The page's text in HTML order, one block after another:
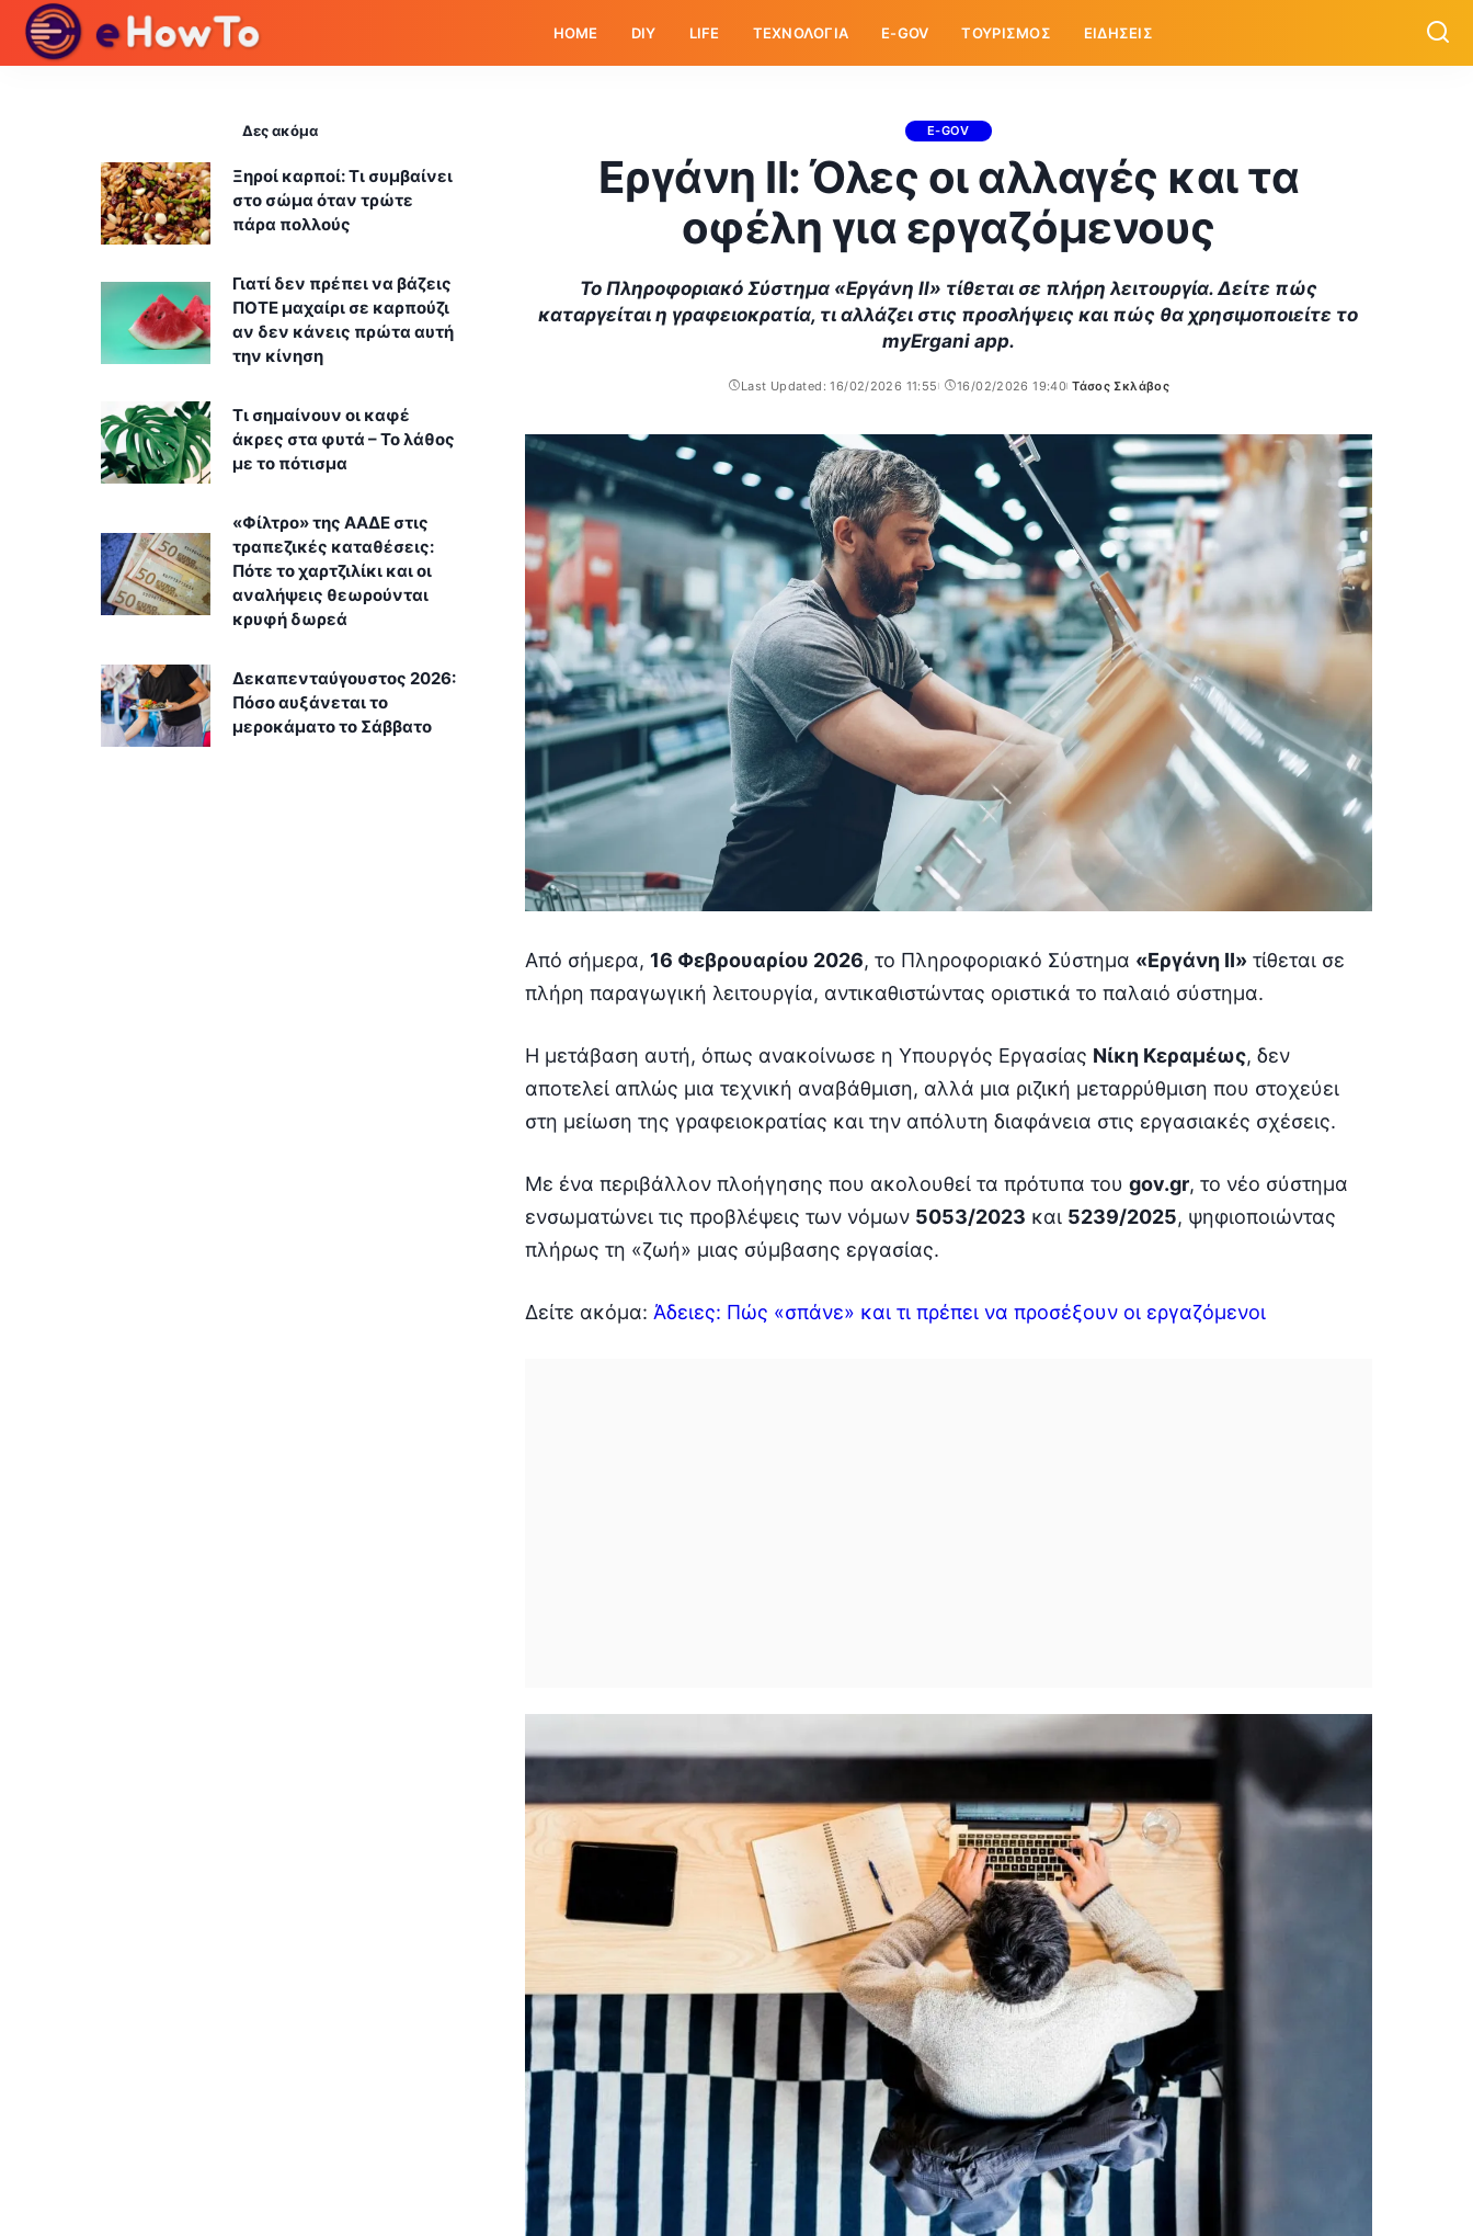
HOME DIY LIFE ΤΕΧΝΟΛΟΓΙΑ E-GOV ΤΟΥΡΙΣΜΟΣ ΕΙΔΗΣΕΙΣ
E-GOV
Εργάνη ΙΙ: Όλες οι αλλαγές και τα
οφέλη για εργαζόμενους
Το Πληροφοριακό Σύστημα «Εργάνη ΙΙ» τίθεται σε πλήρη λειτουργία. Δείτε πώς
καταργείται η γραφειοκρατία, τι αλλάζει στις προσλήψεις και πώς θα χρησιμοποιείτε το
myErgani app.
Last Updated: 16/02/2026 11:55 16/02/2026 19:40
Posted
Τάσος Σκλάβος
Από σήμερα, 16 Φεβρουαρίου 2026, το Πληροφοριακό Σύστημα «Εργάνη ΙΙ»τίθεται σε
πλήρη παραγωγική λειτουργία, αντικαθιστώντας οριστικά το παλαιό σύστημα.
Η μετάβαση αυτή, όπως ανακοίνωσε η Υπουργός Εργασίας Νίκη Κεραμέως, δεν
αποτελεί απλώς μια τεχνική αναβάθμιση, αλλά μια ριζική μεταρρύθμιση που στοχεύει
στη μείωση της γραφειοκρατίας και την απόλυτη διαφάνεια στις εργασιακές σχέσεις.
Με ένα περιβάλλον πλοήγησης που ακολουθεί τα πρότυπα του gov.gr, το νέο σύστημα
ενσωματώνει τις προβλέψεις των νόμων 5053/2023 και 5239/2025, ψηφιοποιώντας
πλήρως τη «ζωή» μιας σύμβασης εργασίας.
Δείτε ακόμα: Άδειες: Πώς «σπάνε» και τι πρέπει να προσέξουν οι εργαζόμενοι
Δες ακόμα
Ξηροί καρποί: Τι συμβαίνει
στο σώμα όταν τρώτε
πάρα πολλούς
Γιατί δεν πρέπει να βάζεις
ΠΟΤΕ μαχαίρι σε καρπούζι
αν δεν κάνεις πρώτα αυτή
την κίνηση
Τι σημαίνουν οι καφέ
άκρες στα φυτά – Το λάθος
με το πότισμα
«Φίλτρο» της ΑΑΔΕ στις
τραπεζικές καταθέσεις:
Πότε το χαρτζιλίκι και οι
αναλήψεις θεωρούνται
κρυφή δωρεά
Δεκαπενταύγουστος 2026:
Πόσο αυξάνεται το
μεροκάματο το Σάββατο